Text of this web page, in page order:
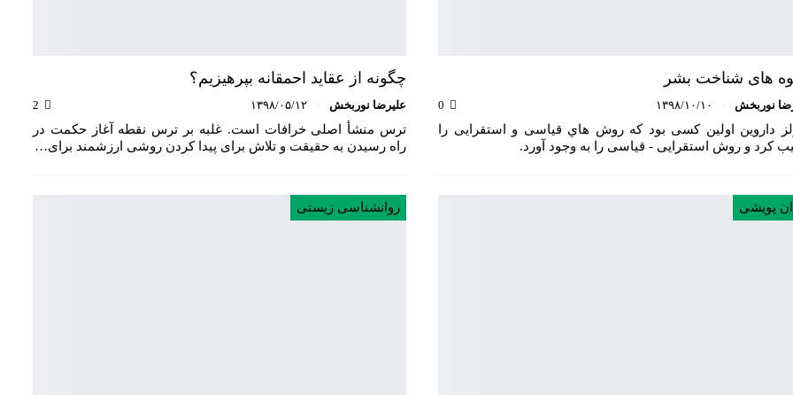
های شناخت بشر
نوربخش ۱۳۹۸/۱۰/۱۰
داروین اولین کسی بود که روش هاي قیاسی و استقرایی را
کرد و روش استقرایی - قیاسی را به وجود آورد.
چگونه از عقاید احمقانه بپرهیزیم؟
علیرضا نوربخش ۱۳۹۸/۰۵/۱۲
ترس منشأ اصلی خرافات است. غلبه بر ترس نقطه آغاز حکمت در
راه رسیدن به حقیقت و تلاش برای پیدا کردن روشی ارزشمند برای…
پویشی روانشناسی زیستی